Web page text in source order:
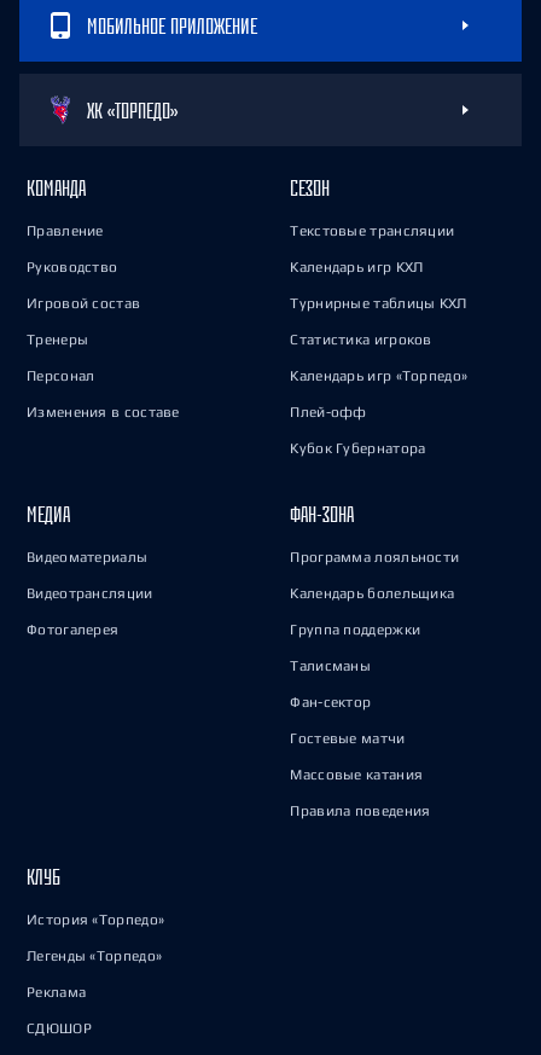
МОБИЛЬНОЕ ПРИЛОЖЕНИЕ
ХК «ТОРПЕДО»
КОМАНДА
Правление
Руководство
Игровой состав
Тренеры
Персонал
Изменения в составе
СЕЗОН
Текстовые трансляции
Календарь игр КХЛ
Турнирные таблицы КХЛ
Статистика игроков
Календарь игр «Торпедо»
Плей-офф
Кубок Губернатора
МЕДИА
Видеоматериалы
Видеотрансляции
Фотогалерея
ФАН-ЗОНА
Программа лояльности
Календарь болельщика
Группа поддержки
Талисманы
Фан-сектор
Гостевые матчи
Массовые катания
Правила поведения
КЛУБ
История «Торпедо»
Легенды «Торпедо»
Реклама
СДЮШОР